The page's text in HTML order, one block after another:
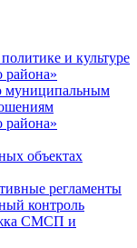
и культуре
района»
муниципальным
района»
объектах
регламенты
контроль
СМСП и